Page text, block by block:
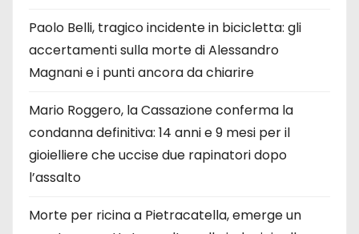
Paolo Belli, tragico incidente in bicicletta: gli
accertamenti sulla morte di Alessandro
Magnani e i punti ancora da chiarire
Mario Roggero, la Cassazione conferma la
condanna definitiva: 14 anni e 9 mesi per il
gioielliere che uccise due rapinatori dopo
l’assalto
Morte per ricina a Pietracatella, emerge un